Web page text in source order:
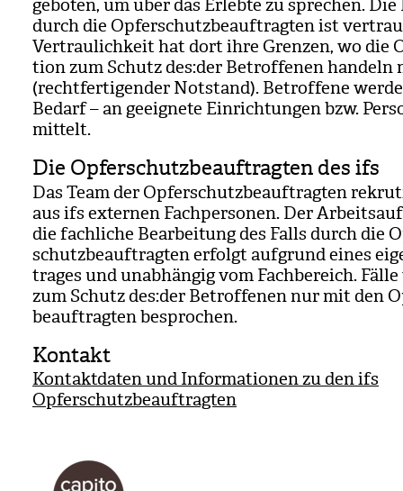
gebo­ten, um über das Erlebte zu spre­chen.
durch die Opfer­schutz­be­auf­trag­ten ist
Ver­trau­lich­keit hat dort ihre Gren­zen, wo die
tion zum Schutz des:der Betrof­fe­nen han­deln
(recht­fer­ti­gen­der Not­stand). Betrof­fene
Bedarf – an geeig­nete Ein­rich­tun­gen bzw.
mit­telt.
Die Opferschutzbeauftragten des ifs
Das Team der Opfer­schutz­be­auf­trag­ten
aus ifs exter­nen Fach­per­so­nen. Der
die fach­li­che Bear­bei­tung des Falls durch die
schutz­be­auf­trag­ten erfolgt auf­grund eines
tra­ges und unab­hän­gig vom Fach­be­reich.
zum Schutz des:der Betrof­fe­nen nur mit den
be­auf­trag­ten bespro­chen.
Kontakt
Kontaktdaten und Informationen zu den ifs
Opferschutzbeauftragten